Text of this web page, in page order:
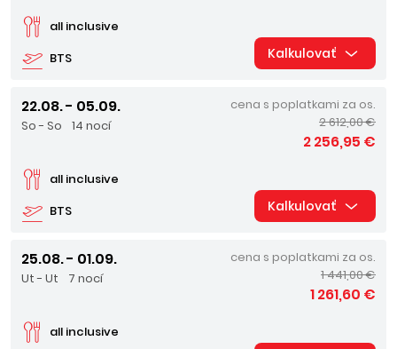
BTS
all inclusive
Kalkulovať
22.08. - 05.09.
So - So 14 nocí
BTS
all inclusive
cena s poplatkami za os.
2 612,00 €
2 256,95 €
Kalkulovať
25.08. - 01.09.
Ut - Ut 7 nocí
all inclusive
cena s poplatkami za os.
1 441,00 €
1 261,60 €